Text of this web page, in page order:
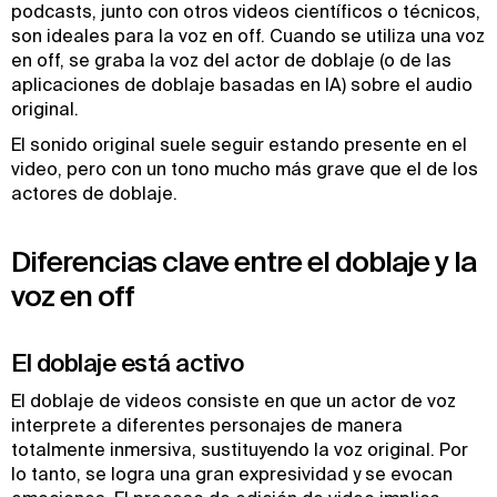
podcasts, junto con otros videos científicos o técnicos,
son ideales para la voz en off. Cuando se utiliza una voz
en off, se graba la voz del actor de doblaje (o de las
aplicaciones de doblaje basadas en IA) sobre el audio
original.
El sonido original suele seguir estando presente en el
video, pero con un tono mucho más grave que el de los
actores de doblaje.
Diferencias clave entre el doblaje y la
voz en off
El doblaje está activo
El doblaje de videos consiste en que un actor de voz
interprete a diferentes personajes de manera
totalmente inmersiva, sustituyendo la voz original. Por
lo tanto, se logra una gran expresividad y se evocan